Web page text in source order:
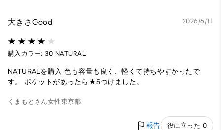
大きさGood 2026/6/11
購入カラー: 30 NATURAL
NATURALを購入 色も容量も良く、軽くて持ちやすかったで
す。 ポケットがあったら★5つけました。
くまもとさん女性東京都
報告 役に立った 0